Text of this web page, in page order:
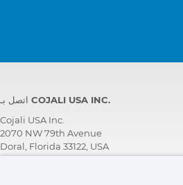
اتصل بـ COJALI USA INC.
Cojali USA Inc.
2070 NW 79th Avenue
Doral, Florida 33122, USA